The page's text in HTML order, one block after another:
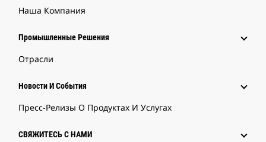
Наша Компания
Промышленные Решения
Отрасли
Новости И События
Пресс-Релизы О Продуктах И Услугах
СВЯЖИТЕСЬ С НАМИ